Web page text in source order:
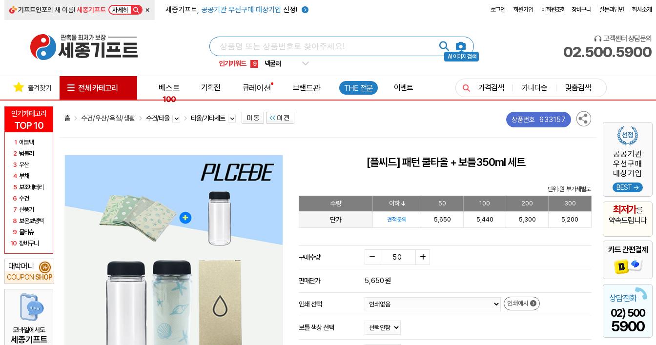
기프트인포의 새 이름!세종기프트 자세히 × 세종기프트, 공공기관 우선구매 대상기업 선정! 로그인 회원가입 비회원조회 장바구니 질문과답변 회사소개
AI 이미지 검색
인기키워드
5 키캡
8 쿨토시
9 넥쿨러
1 선풍기
고객센터 상담문의
02.500.5900
인기카테고리
TOP 10
1 에코백
2 텀블러
3 우산
4 부채
5 보조배터리
6 수건
7 선풍기
8 보온보냉백
9 물티슈
10 장바구니
대박머니
COUPON SHOP
₩
모바일에서도
세종기프트
공공기관
우선구매
대상기업
BEST →
최저가를
약속드립니다
카드 간편결제
상담전화
02) 500
5900
즐겨찾기 전체 카테고리
베스트
100
기획전 큐레이션 브랜드관 THE 전문 이벤트 가격검색 가나다순 맞춤검색
홈 수건/우산/욕실/생활 수건/타올 타올/기타세트 상품번호 633157
[플씨드] 패턴 쿨타올 + 보틀350ml 세트
단위: 원 부가세별도
수량 이하 50 100 200 300
단가 견적문의 5,650 5,440 5,300 5,200
구매수량
판매단가 5,650원
인쇄 선택 인쇄예시
보틀 색상 선택